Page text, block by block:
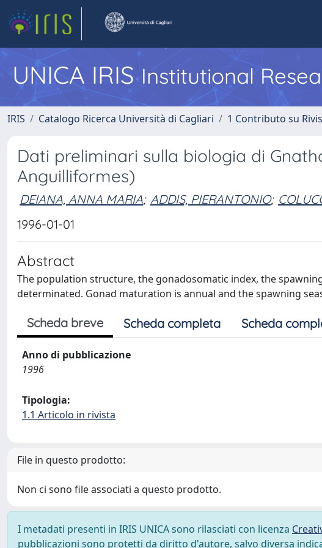
UNICA IRISInstitutional
IRIS Catalogo Ricerca Università di Cagliari 1 Contributo su
Dati preliminari sulla biologia di
Anguilliformes)
DEIANA, ANNA MARIA; ADDIS, PIERANTONIO;
1996-01-01
Abstract
The population structure, the gonadosomatic index, the
determinated. Gonad maturation is annual and the spawning
Scheda breve Scheda completa Scheda
Anno di pubblicazione
1996
Tipologia:
1.1 Articolo in rivista
File in questo prodotto:
Non ci sono file associati a questo prodotto.
I metadati presenti in IRIS UNICA sono rilasciati con licenza
pubblicazioni sono protetti da diritto d'autore, salvo diversa